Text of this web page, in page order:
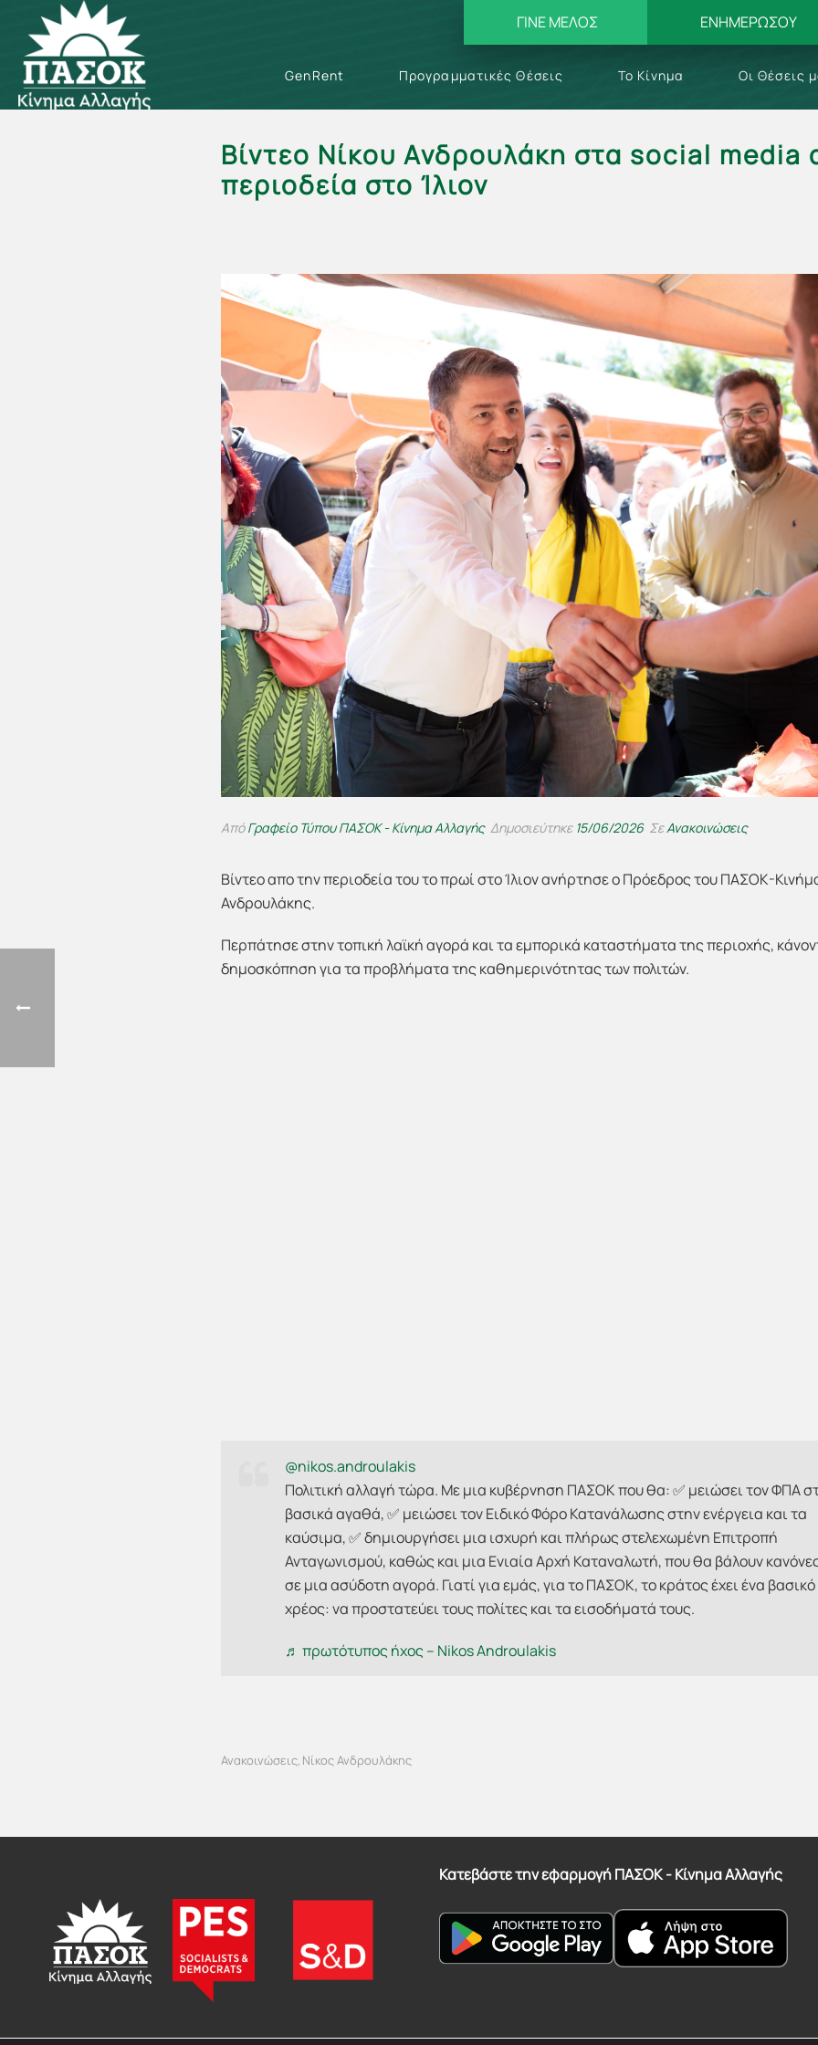
ΓΙΝΕ ΜΕΛΟΣ ΕΝΗΜΕΡΩΣΟΥ
GenRent Προγραμματικές Θέσεις Το Κίνημα Οι Θέσεις
Βίντεο Νίκου Ανδρουλάκη στα social media
περιοδεία στο Ίλιον
ΑπόΓραφείο Τύπου ΠΑΣΟΚ - Κίνημα Αλλαγής Δημοσιεύτηκε 15/06/2026 ΣεΑνακοινώσεις
Βίντεο απο την περιοδεία του το πρωί στο Ίλιον ανήρτησε ο Πρόεδρος του ΠΑΣΟΚ-
Ανδρουλάκης.
Περπάτησε στην τοπική λαϊκή αγορά και τα εμπορικά καταστήματα της περιοχής,
δημοσκόπηση για τα προβλήματα της καθημερινότητας των πολιτών.
@nikos.androulakis
Πολιτική αλλαγή τώρα. Με μια κυβέρνηση ΠΑΣΟΚ που θα: ✅ μειώσει τον ΦΠΑ
βασικά αγαθά, ✅ μειώσει τον Ειδικό Φόρο Κατανάλωσης στην ενέργεια και τα
καύσιμα, ✅ δημιουργήσει μια ισχυρή και πλήρως στελεχωμένη Επιτροπή
Ανταγωνισμού, καθώς και μια Ενιαία Αρχή Καταναλωτή, που θα βάλουν
σε μια ασύδοτη αγορά. Γιατί για εμάς, για το ΠΑΣΟΚ, το κράτος έχει ένα βασικό
χρέος: να προστατεύει τους πολίτες και τα εισοδήματά τους.
♬ πρωτότυπος ήχος – Nikos Androulakis
Ανακοινώσεις, Νίκος Ανδρουλάκης
Κατεβάστε την εφαρμογή ΠΑΣΟΚ - Κίνημα Αλλαγής